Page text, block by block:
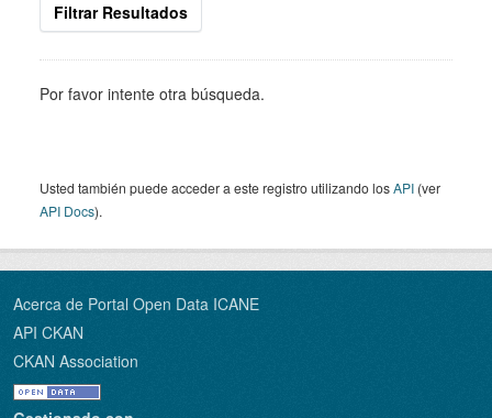
Filtrar Resultados
Por favor intente otra búsqueda.
Usted también puede acceder a este registro utilizando losAPI (ver
API Docs).
Acerca de Portal Open Data ICANE
API CKAN
CKAN Association